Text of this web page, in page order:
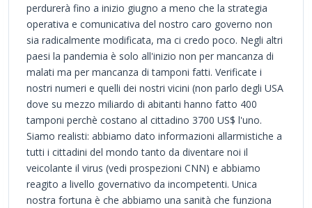
perdurerà fino a inizio giugno a meno che la strategia
operativa e comunicativa del nostro caro governo non
sia radicalmente modificata, ma ci credo poco. Negli altri
paesi la pandemia è solo all'inizio non per mancanza di
malati ma per mancanza di tamponi fatti. Verificate i
nostri numeri e quelli dei nostri vicini (non parlo degli USA
dove su mezzo miliardo di abitanti hanno fatto 400
tamponi perchè costano al cittadino 3700 US$ l'uno.
Siamo realisti: abbiamo dato informazioni allarmistiche a
tutti i cittadini del mondo tanto da diventare noi il
veicolante il virus (vedi prospezioni CNN) e abbiamo
reagito a livello governativo da incompetenti. Unica
nostra fortuna è che abbiamo una sanità che funziona